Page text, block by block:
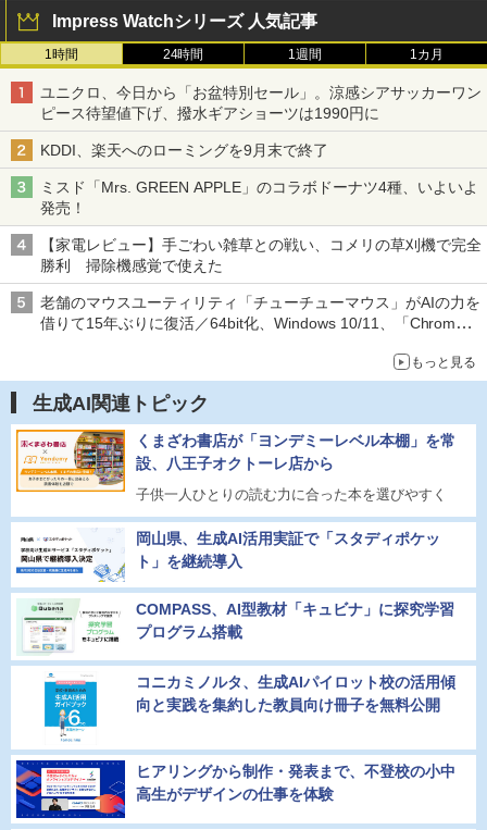
Impress Watchシリーズ 人気記事
1時間 24時間 1週間 1カ月
ユニクロ、今日から「お盆特別セール」。涼感シアサッカーワン
ピース待望値下げ、撥水ギアショーツは1990円に
KDDI、楽天へのローミングを9月末で終了
ミスド「Mrs. GREEN APPLE」のコラボドーナツ4種、いよいよ
発売！
【家電レビュー】手ごわい雑草との戦い、コメリの草刈機で完全
勝利 掃除機感覚で使えた
老舗のマウスユーティリティ「チューチューマウス」がAIの力を
借りて15年ぶりに復活／64bit化、Windows 10/11、「Chrome」
もっと見る
生成AI関連トピック
くまざわ書店が「ヨンデミーレベル本棚」を常
設、八王子オクトーレ店から
子供一人ひとりの読む力に合った本を選びやすく
岡山県、生成AI活用実証で「スタディポケッ
ト」を継続導入
COMPASS、AI型教材「キュビナ」に探究学習
プログラム搭載
コニカミノルタ、生成AIパイロット校の活用傾
向と実践を集約した教員向け冊子を無料公開
ヒアリングから制作・発表まで、不登校の小中
高生がデザインの仕事を体験